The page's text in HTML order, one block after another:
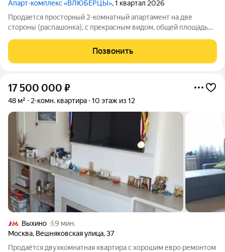
Апарт-комплекс «ВЛЮБЕРЦЫ», 1 квартал 2026
Продается просторный 2-комнатный апартамент на две
стороны (распашонка), с прекрасным видом, общей площадью
комплекса «ВЛЮБЕРЦЫ». Дом располагается в г. Люберцы на
пересечении улиц 8 Марта и
Позвонить
17 500 000 ₽
48 м² 2-комн. квартира 10 этаж из 12
Выхино
9 мин.
Москва, Вешняковская улица,37
Продаётся двухкомнатная квартира с хорошим евро ремонтом